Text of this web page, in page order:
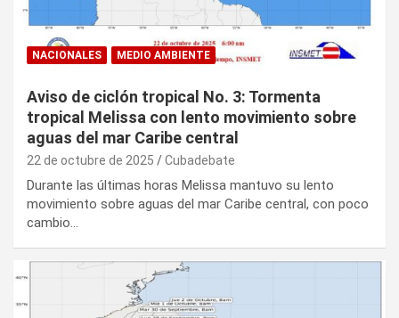
NACIONALES MEDIO AMBIENTE
Aviso de ciclón tropical No. 3: Tormenta
tropical Melissa con lento movimiento sobre
aguas del mar Caribe central
22 de octubre de 2025 Cubadebate
Durante las últimas horas Melissa mantuvo su lento
movimiento sobre aguas del mar Caribe central, con poco
cambio…